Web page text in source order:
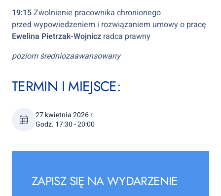
19:15Zwolnienie pracownika chronionego
przed wypowiedzeniem i rozwiązaniem umowy o pracę
Ewelina Pietrzak-Wojnicz radca prawny
poziom średniozaawansowany
TERMIN I MIEJSCE:
27 kwietnia 2026 r.
Godz. 17:30 - 20:00
ZAPISZ SIĘ NA WYDARZENIE